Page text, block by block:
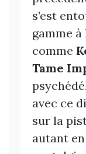
s’est
gamme
comme
Tame
avec ce
sur la
autant